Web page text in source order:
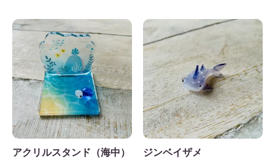
21 24
30
アクリルスタンド（海中）
ジンベイザメ